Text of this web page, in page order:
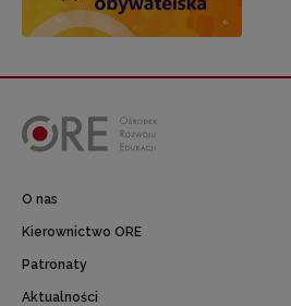
O nas
Kierownictwo ORE
Patronaty
Aktualności